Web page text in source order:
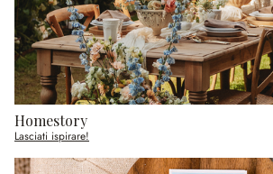
Homestory
Lasciati ispirare!